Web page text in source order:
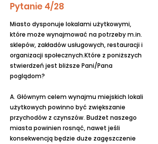
Pytanie 4/28
Miasto dysponuje lokalami użytkowymi,
które może wynajmować na potrzeby m.in.
sklepów, zakładów usługowych, restauracji i
organizacji społecznych.Które z poniższych
stwierdzeń jest bliższe Pani/Pana
poglądom?
A. Głównym celem wynajmu miejskich lokali
użytkowych powinno być zwiększanie
przychodów z czynszów. Budżet naszego
miasta powinien rosnąć, nawet jeśli
konsekwencją będzie duże zagęszczenie